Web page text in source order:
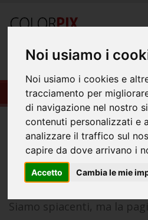
Noi usiamo i
Noi usiamo i cookies e
tracciamento per
di navigazione nel nostro
contenuti personalizzati e
analizzare il traffico sul
capire da dove arrivano i
Accetto Cambia le mie
404-Pagina Non Trovata
404
Siamo spiacenti, ma la